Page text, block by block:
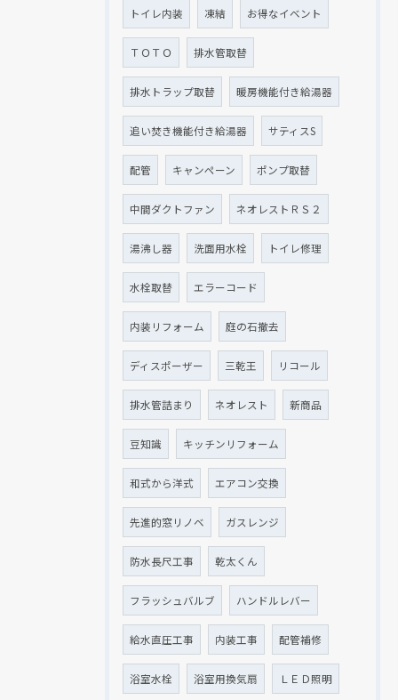
トイレ内装 凍結 お得なイベント
ＴＯＴＯ 排水管取替
排水トラップ取替 暖房機能付き給湯器
追い焚き機能付き給湯器 サティスS
配管 キャンペーン ポンプ取替
中間ダクトファン ネオレストＲＳ２
湯沸し器 洗面用水栓 トイレ修理
水栓取替 エラーコード
内装リフォーム 庭の石撤去
ディスポーザー 三乾王 リコール
排水管詰まり ネオレスト 新商品
豆知識 キッチンリフォーム
和式から洋式 エアコン交換
先進的窓リノベ ガスレンジ
防水長尺工事 乾太くん
フラッシュバルブ ハンドルレバー
給水直圧工事 内装工事 配管補修
浴室水栓 浴室用換気扇 ＬＥＤ照明